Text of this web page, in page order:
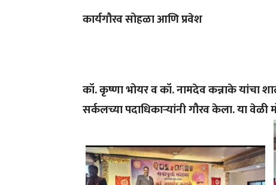
कार्यगौरव सोहळा आणि प्रवेश
कॉ. कृष्णा भोयर व कॉ. नामदेव कन्नाके यांचा
सर्कलच्या पदाधिकाऱ्यांनी गौरव केला. या